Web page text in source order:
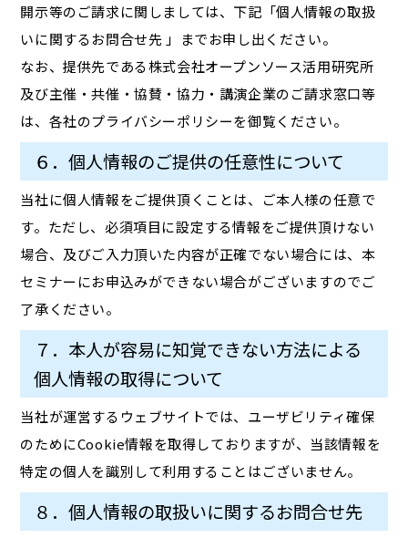
開示等のご請求に関しましては、下記「個人情報の取扱
いに関するお問合せ先 」までお申し出ください。
なお、提供先である株式会社オープンソース活用研究所
及び主催・共催・協賛・協力・講演企業のご請求窓口等
は、各社のプライバシーポリシーを御覧ください。
６．個人情報のご提供の任意性について
当社に個人情報をご提供頂くことは、ご本人様の任意で
す。ただし、必須項目に設定する情報をご提供頂けない
場合、及びご入力頂いた内容が正確でない場合には、本
セミナーにお申込みができない場合がございますのでご
了承ください。
７．本人が容易に知覚できない方法による
個人情報の取得について
当社が運営するウェブサイトでは、ユーザビリティ確保
のためにCookie情報を取得しておりますが、当該情報を
特定の個人を識別して利用することはございません。
８．個人情報の取扱いに関するお問合せ先